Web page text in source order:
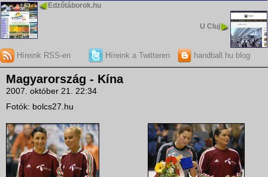
Edzőtáborok.hu
U Cluj
Híreink RSS-en Híreink a Twitteren handball.hu blog
Magyarország - Kína
2007. október 21. 22:34
Fotók: bolcs27.hu